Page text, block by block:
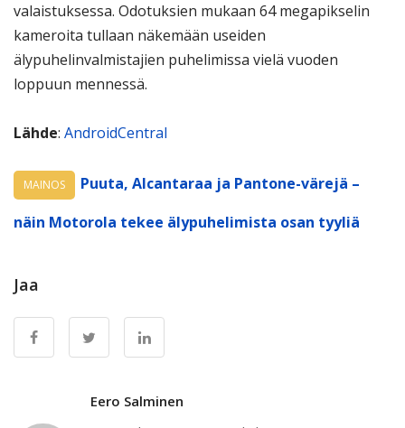
valaistuksessa. Odotuksien mukaan 64 megapikselin
kameroita tullaan näkemään useiden
älypuhelinvalmistajien puhelimissa vielä vuoden
loppuun mennessä.
Lähde: AndroidCentral
MAINOS
Puuta, Alcantaraa ja Pantone-värejä –
näin Motorola tekee älypuhelimista osan tyyliä
Jaa
Eero Salminen